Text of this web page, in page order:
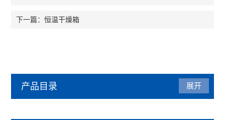
下一篇：恒温干燥箱
产品目录 展开